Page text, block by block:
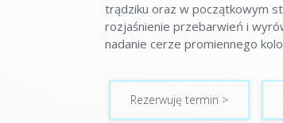
trądziku oraz w początkowym
rozjaśnienie przebarwień i
nadanie cerze promiennego
Rezerwuję termin >